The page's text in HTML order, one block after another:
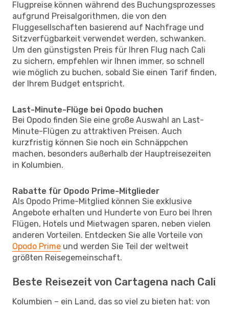
Flugpreise können während des Buchungsprozesses
aufgrund Preisalgorithmen, die von den
Fluggesellschaften basierend auf Nachfrage und
Sitzverfügbarkeit verwendet werden, schwanken.
Um den günstigsten Preis für Ihren Flug nach Cali
zu sichern, empfehlen wir Ihnen immer, so schnell
wie möglich zu buchen, sobald Sie einen Tarif finden,
der Ihrem Budget entspricht.
Last-Minute-Flüge bei Opodo buchen
Bei Opodo finden Sie eine große Auswahl an Last-
Minute-Flügen zu attraktiven Preisen. Auch
kurzfristig können Sie noch ein Schnäppchen
machen, besonders außerhalb der Hauptreisezeiten
in Kolumbien.
Rabatte für Opodo Prime-Mitglieder
Als Opodo Prime-Mitglied können Sie exklusive
Angebote erhalten und Hunderte von Euro bei Ihren
Flügen, Hotels und Mietwagen sparen, neben vielen
anderen Vorteilen. Entdecken Sie alle Vorteile von
Opodo Prime und werden Sie Teil der weltweit
größten Reisegemeinschaft.
Beste Reisezeit von Cartagena nach Cali
Kolumbien – ein Land, das so viel zu bieten hat: von